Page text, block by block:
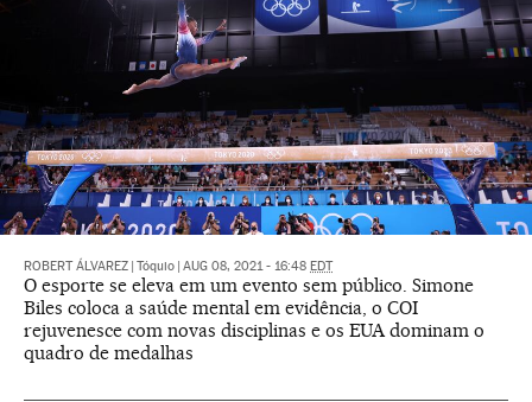
ROBERT ÁLVAREZ Tóquio AUG 08, 2021 - 16:48 EDT
O esporte se eleva em um evento sem público. Simone
Biles coloca a saúde mental em evidência, o COI
rejuvenesce com novas disciplinas e os EUA dominam o
quadro de medalhas